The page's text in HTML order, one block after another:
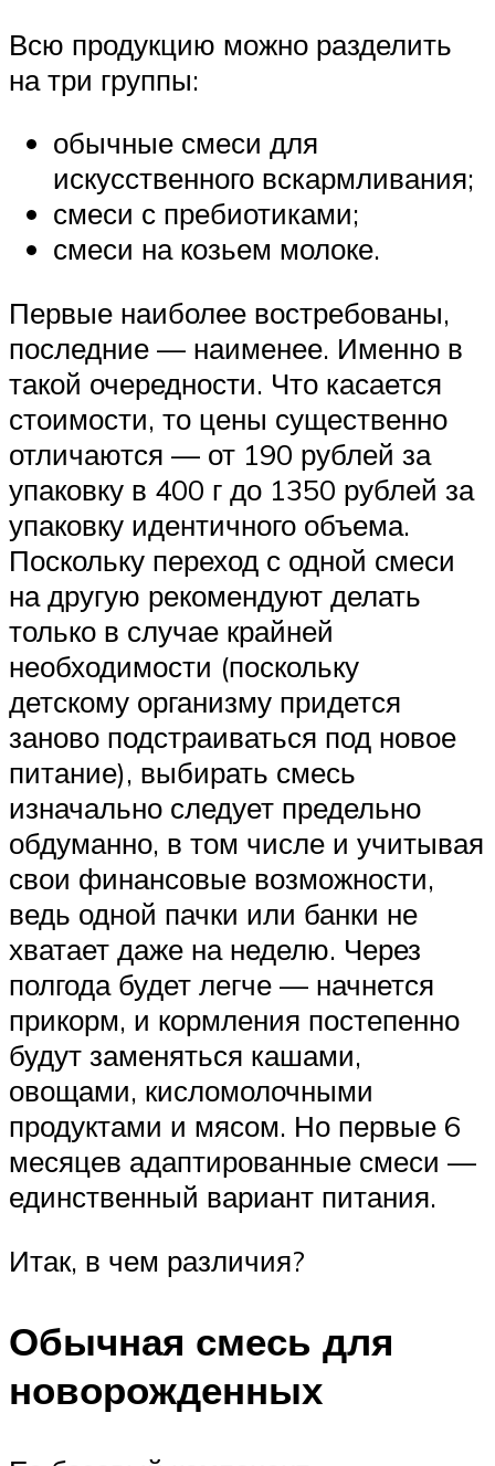
Всю продукцию можно разделить
на три группы:
обычные смеси для
искусственного вскармливания;
смеси с пребиотиками;
смеси на козьем молоке.
Первые наиболее востребованы,
последние — наименее. Именно в
такой очередности. Что касается
стоимости, то цены существенно
отличаются — от 190 рублей за
упаковку в 400 г до 1350 рублей за
упаковку идентичного объема.
Поскольку переход с одной смеси
на другую рекомендуют делать
только в случае крайней
необходимости (поскольку
детскому организму придется
заново подстраиваться под новое
питание), выбирать смесь
изначально следует предельно
обдуманно, в том числе и учитывая
свои финансовые возможности,
ведь одной пачки или банки не
хватает даже на неделю. Через
полгода будет легче — начнется
прикорм, и кормления постепенно
будут заменяться кашами,
овощами, кисломолочными
продуктами и мясом. Но первые 6
месяцев адаптированные смеси —
единственный вариант питания.
Итак, в чем различия?
Обычная смесь для
новорожденных